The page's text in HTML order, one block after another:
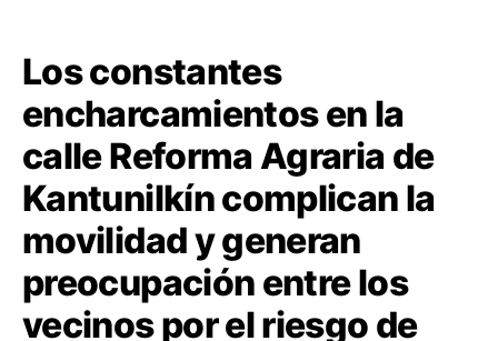
Los constantes
encharcamientos en la
calle Reforma Agraria de
Kantunilkín complican la
movilidad y generan
preocupación entre los
vecinos por el riesgo de